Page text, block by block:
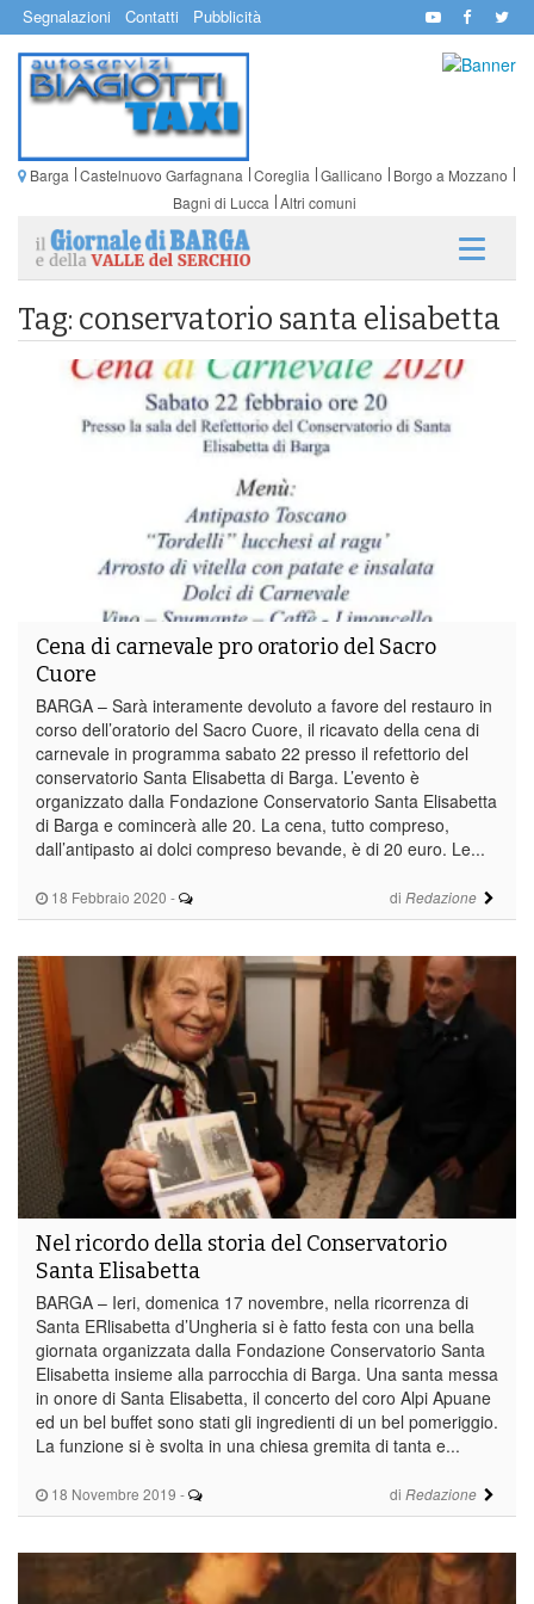
Segnalazioni Contatti Pubblicità
Barga Castelnuovo Garfagnana Coreglia Gallicano
Borgo a Mozzano
Bagni di Lucca Altri comuni
Tag: conservatorio santa elisabetta
18 Febbraio 2020 - di Redazione
Cena di carnevale pro oratorio del Sacro
Cuore
BARGA – Sarà interamente devoluto a favore del restauro in
corso dell’oratorio del Sacro Cuore, il ricavato della cena di
carnevale in programma sabato 22 presso il refettorio del
conservatorio Santa Elisabetta di Barga. L’evento è
organizzato dalla Fondazione Conservatorio Santa Elisabetta
di Barga e comincerà alle 20. La cena, tutto compreso,
dall’antipasto ai dolci compreso bevande, è di 20 euro. Le...
18 Novembre 2019 - di Redazione
Nel ricordo della storia del Conservatorio
Santa Elisabetta
BARGA – Ieri, domenica 17 novembre, nella ricorrenza di
Santa ERlisabetta d’Ungheria si è fatto festa con una bella
giornata organizzata dalla Fondazione Conservatorio Santa
Elisabetta insieme alla parrocchia di Barga. Una santa messa
in onore di Santa Elisabetta, il concerto del coro Alpi Apuane
ed un bel buffet sono stati gli ingredienti di un bel pomeriggio.
La funzione si è svolta in una chiesa gremita di tanta e...